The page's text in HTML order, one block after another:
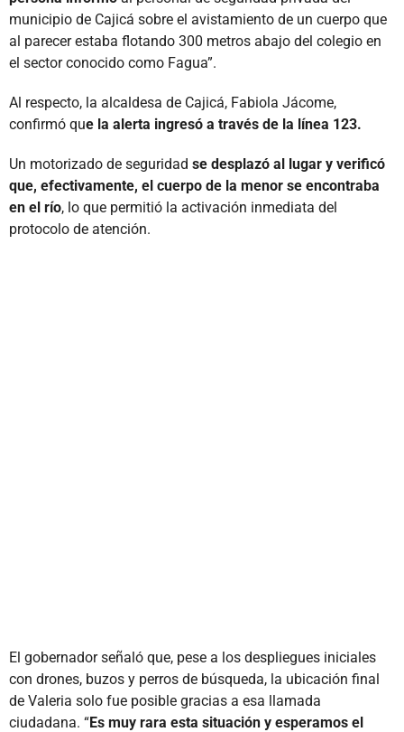
municipio de Cajicá sobre el avistamiento de un cuerpo que
al parecer estaba flotando 300 metros abajo del colegio en
el sector conocido como Fagua”.
Al respecto, la alcaldesa de Cajicá, Fabiola Jácome,
confirmó que la alerta ingresó a través de la línea 123.
Un motorizado de seguridad se desplazó al lugar y verificó
que, efectivamente, el cuerpo de la menor se encontraba
en el río, lo que permitió la activación inmediata del
protocolo de atención.
El gobernador señaló que, pese a los despliegues iniciales
con drones, buzos y perros de búsqueda, la ubicación final
de Valeria solo fue posible gracias a esa llamada
ciudadana. “Es muy rara esta situación y esperamos el